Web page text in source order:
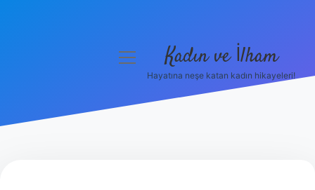
menüyü
Kadın ve İlham
Hayatına neşe katan kadın hikayeleri!